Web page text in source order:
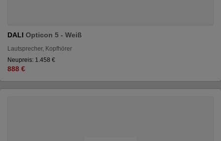
DALI Opticon 5 - Weiß
Lautsprecher, Kopfhörer
Neupreis: 1.458 €
888 €